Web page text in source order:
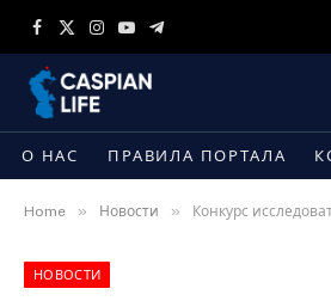
Facebook
X
Instagram
YouTubeTelegram
О НАС ПРАВИЛА ПОРТАЛА
Home » Новости » Конкурс исследовательских
НОВОСТИ